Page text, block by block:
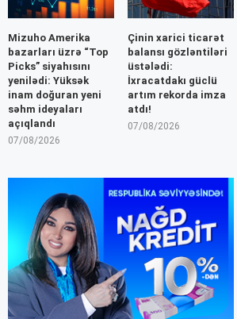
Mizuho Amerika
bazarları üzrə “Top
Picks” siyahısını
yenilədi: Yüksək
inam doğuran yeni
səhm ideyaları
açıqlandı
07/08/2026
Çinin xarici ticarət
balansı gözləntiləri
üstələdi:
İxracatdakı güclü
artım rekorda imza
atdı!
07/08/2026